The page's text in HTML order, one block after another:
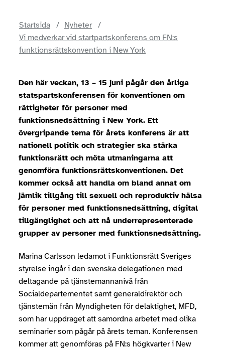
Startsida
Nyheter
Vi medverkar vid startpartskonferens om FN:s
funktionsrättskonvention i New York
Den här veckan, 13 – 15 juni pågår den årliga
statspartskonferensen för konventionen om
rättigheter för personer med
funktionsnedsättning i New York. Ett
övergripande tema för årets konferens är att
nationell politik och strategier ska stärka
funktionsrätt och möta utmaningarna att
genomföra funktionsrättskonventionen. Det
kommer också att handla om bland annat om
jämlik tillgång till sexuell och reproduktiv hälsa
för personer med funktionsnedsättning, digital
tillgänglighet och att nå underrepresenterade
grupper av personer med funktionsnedsättning.
Marina Carlsson ledamot i Funktionsrätt Sveriges
styrelse ingår i den svenska delegationen med
deltagande på tjänstemannanivå från
Socialdepartementet samt generaldirektör och
tjänstemän från Myndigheten för delaktighet, MFD,
som har uppdraget att samordna arbetet med olika
seminarier som pågår på årets teman. Konferensen
kommer att genomföras på FN:s högkvarter i New